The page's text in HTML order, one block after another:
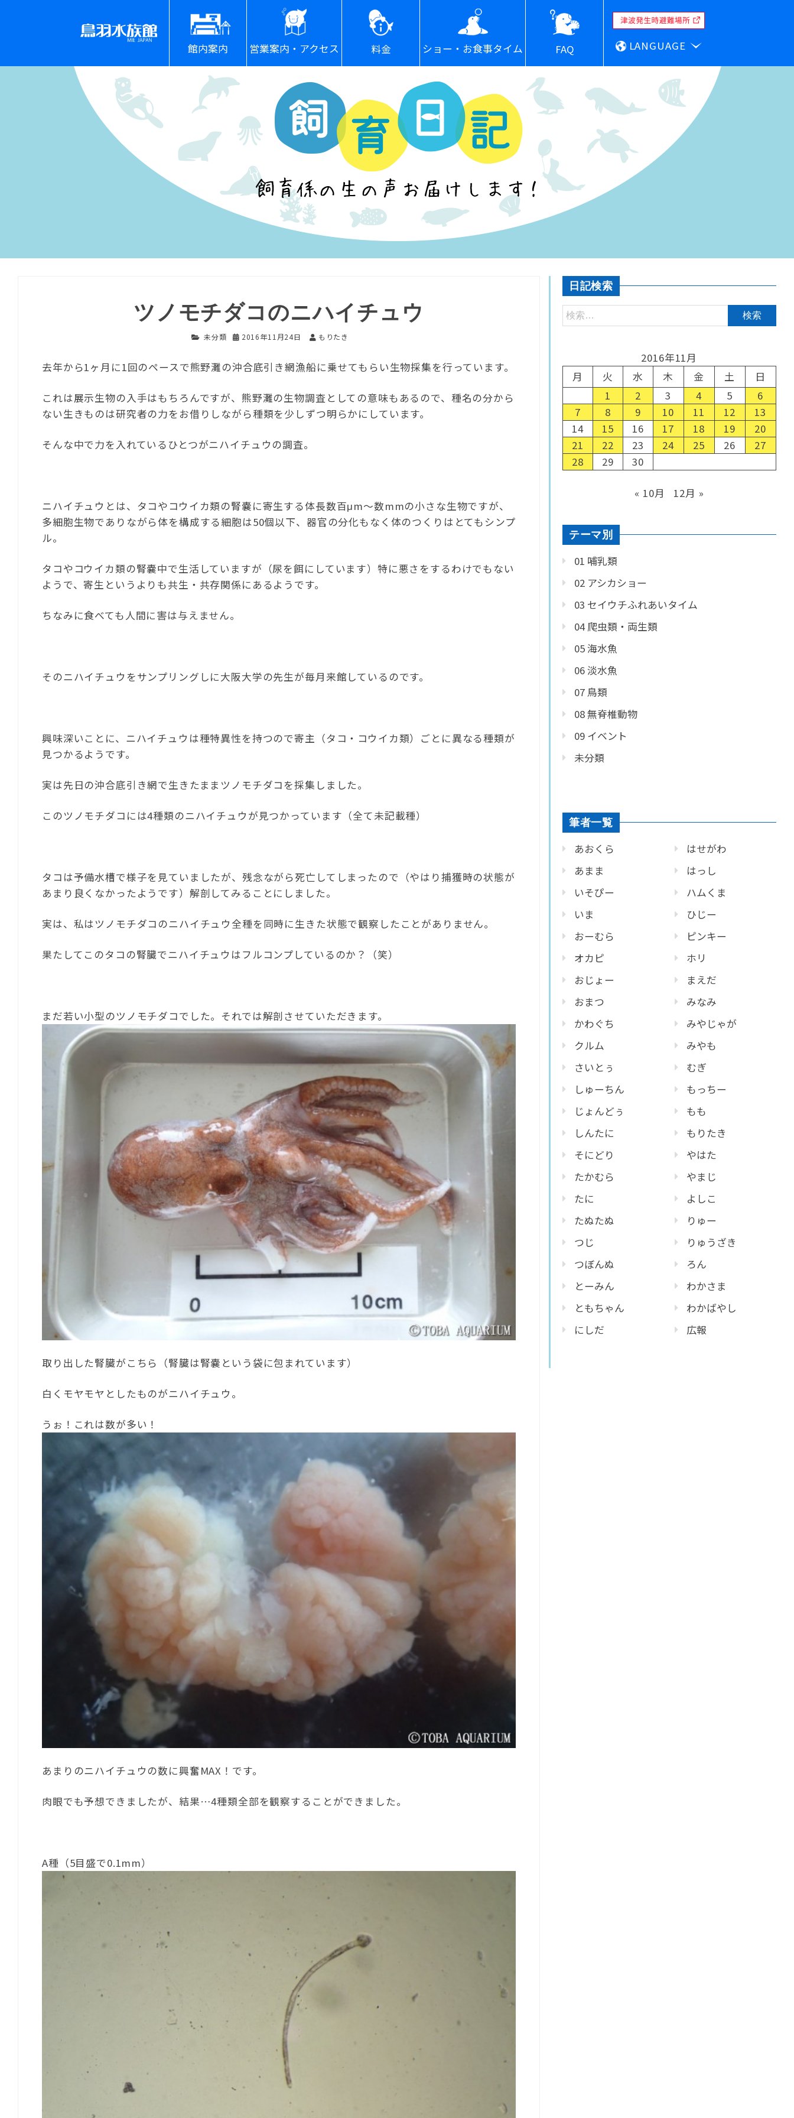
館内案内 営業案内・アクセス 料金 ショー・お食事タイム FAQ LANGUAGE
ツノモチダコのニハイチュウ
未分類 2016年11月24日 もりたき
去年から1ヶ月に1回のペースで熊野灘の沖合底引き網漁船に乗せてもらい生物採集を行っています。
これは展示生物の入手はもちろんですが、熊野灘の生物調査としての意味もあるので、種名の分から
ない生きものは研究者の力をお借りしながら種類を少しずつ明らかにしています。
そんな中で力を入れているひとつがニハイチュウの調査。
ニハイチュウとは、タコやコウイカ類の腎嚢に寄生する体長数百μm〜数mmの小さな生物ですが、
多細胞生物でありながら体を構成する細胞は50個以下、器官の分化もなく体のつくりはとてもシンプ
ル。
タコやコウイカ類の腎嚢中で生活していますが（尿を餌にしています）特に悪さをするわけでもない
ようで、寄生というよりも共生・共存関係にあるようです。
ちなみに食べても人間に害は与えません。
そのニハイチュウをサンプリングしに大阪大学の先生が毎月来館しているのです。
興味深いことに、ニハイチュウは種特異性を持つので寄主（タコ・コウイカ類）ごとに異なる種類が
見つかるようです。
実は先日の沖合底引き網で生きたままツノモチダコを採集しました。
このツノモチダコには4種類のニハイチュウが見つかっています（全て未記載種）
タコは予備水槽で様子を見ていましたが、残念ながら死亡してしまったので（やはり捕獲時の状態が
あまり良くなかったようです）解剖してみることにしました。
実は、私はツノモチダコのニハイチュウ全種を同時に生きた状態で観察したことがありません。
果たしてこのタコの腎臓でニハイチュウはフルコンプしているのか？（笑）
まだ若い小型のツノモチダコでした。それでは解剖させていただきます。
取り出した腎臓がこちら（腎臓は腎嚢という袋に包まれています）
白くモヤモヤとしたものがニハイチュウ。
うぉ！これは数が多い！
あまりのニハイチュウの数に興奮MAX！です。
肉眼でも予想できましたが、結果…4種類全部を観察することができました。
A種（5目盛で0.1mm）
日記検索
2016年11月
月
火 水 木 金 土
日
1
2 3 4 5
6
7
8 9 10 11 12
13
14
15 16 17 18 19
20
21
22 23 24 25 26
27
28
29 30
« 10月 12月 »
テーマ別
01 哺乳類
02 アシカショー
03 セイウチふれあいタイム
04 爬虫類・両生類
05 海水魚
06 淡水魚
07 鳥類
08 無脊椎動物
09 イベント
未分類
筆者一覧
あおくら
あまま
いそぴー
いま
おーむら
オカピ
おじょー
おまつ
かわぐち
クルム
さいとぅ
しゅーちん
じょんどぅ
しんたに
そにどり
たかむら
たに
たぬたぬ
つじ
つぼんぬ
とーみん
ともちゃん
にしだ
はせがわ
はっし
ハムくま
ひじー
ピンキー
ホリ
まえだ
みなみ
みやじゃが
みやも
むぎ
もっちー
もも
もりたき
やはた
やまじ
よしこ
りゅー
りゅうざき
ろん
わかさま
わかばやし
広報